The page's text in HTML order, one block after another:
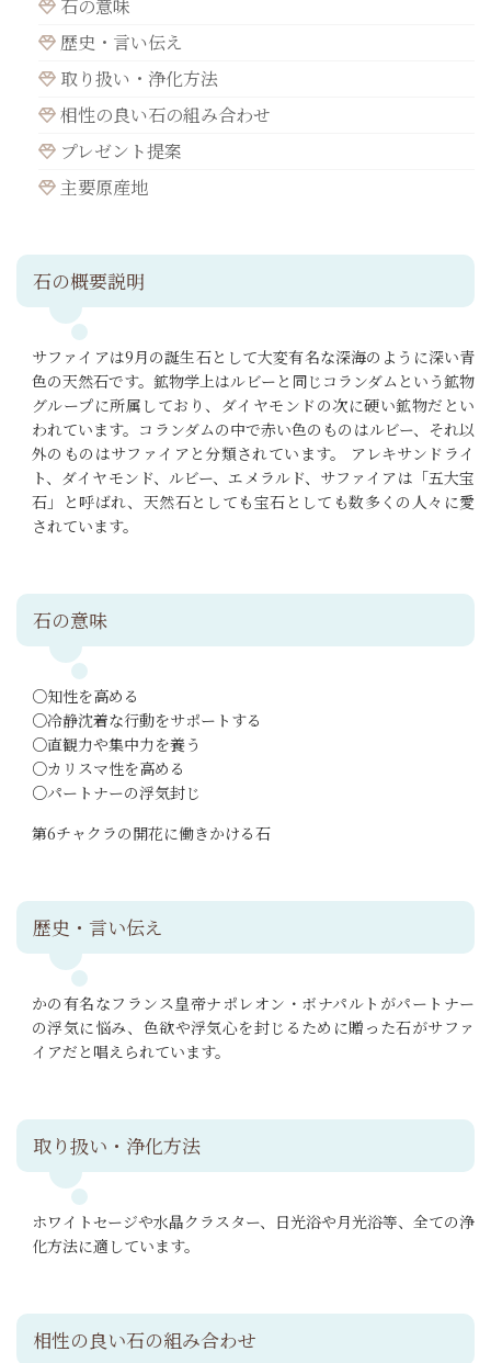
石の意味
歴史・言い伝え
取り扱い・浄化方法
相性の良い石の組み合わせ
プレゼント提案
主要原産地
石の概要説明
サファイアは9月の誕生石として大変有名な深海のように深い青
色の天然石です。鉱物学上はルビーと同じコランダムという鉱物
グループに所属しており、ダイヤモンドの次に硬い鉱物だとい
われています。コランダムの中で赤い色のものはルビー、それ以
外のものはサファイアと分類されています。 アレキサンドライ
ト、ダイヤモンド、ルビー、エメラルド、サファイアは「五大宝
石」と呼ばれ、天然石としても宝石としても数多くの人々に愛
されています。
石の意味
○知性を高める
○冷静沈着な行動をサポートする
○直観力や集中力を養う
○カリスマ性を高める
○パートナーの浮気封じ
第6チャクラの開花に働きかける石
歴史・言い伝え
かの有名なフランス皇帝ナポレオン・ボナパルトがパートナー
の浮気に悩み、色欲や浮気心を封じるために贈った石がサファ
イアだと唱えられています。
取り扱い・浄化方法
ホワイトセージや水晶クラスター、日光浴や月光浴等、全ての浄
化方法に適しています。
相性の良い石の組み合わせ